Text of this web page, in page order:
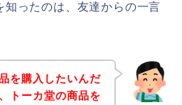
知ったのは、友達からの一言
を購入したいんだ
トーカ堂の商品を